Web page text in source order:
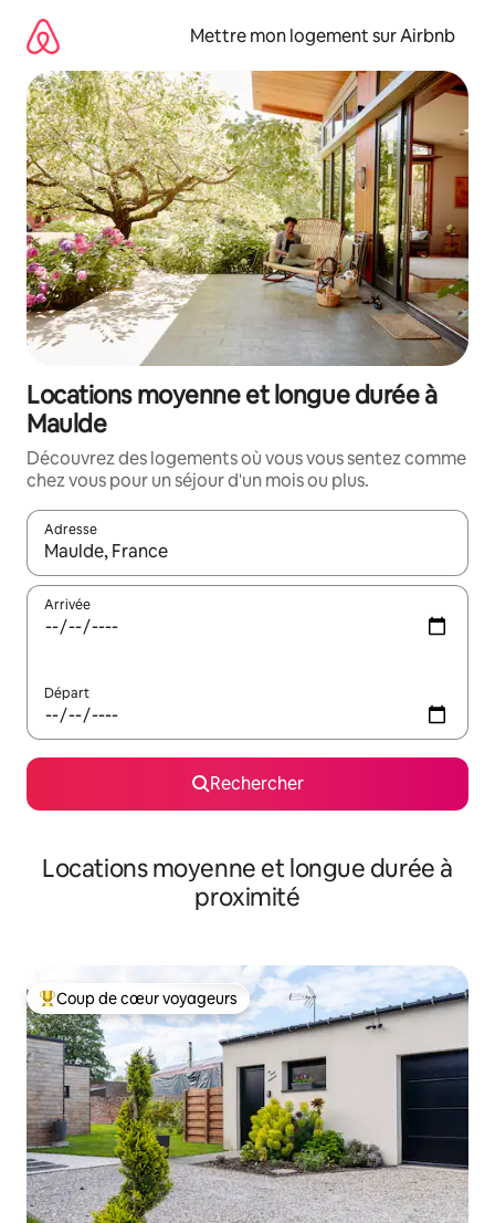
directement
contenu
Mettre mon logement sur Airbnb
Locations moyenne et longue durée à
Maulde
Découvrez des logements où vous vous sentez comme
chez vous pour un séjour d'un mois ou plus.
Adresse
Lorsque les résultats s'affichent, utilisez les flèches vers le
Arrivée
Départ
Rechercher
Locations moyenne et longue durée à
proximité
Coups de cœur voyageurs les plus appréciés
Coup de cœur voyageurs